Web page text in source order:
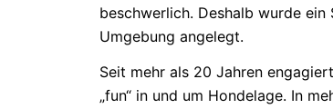
beschwerlich. Deshalb wurde ein
Umgebung angelegt.
Seit mehr als 20 Jahren
„fun“ in und um Hondelage. In